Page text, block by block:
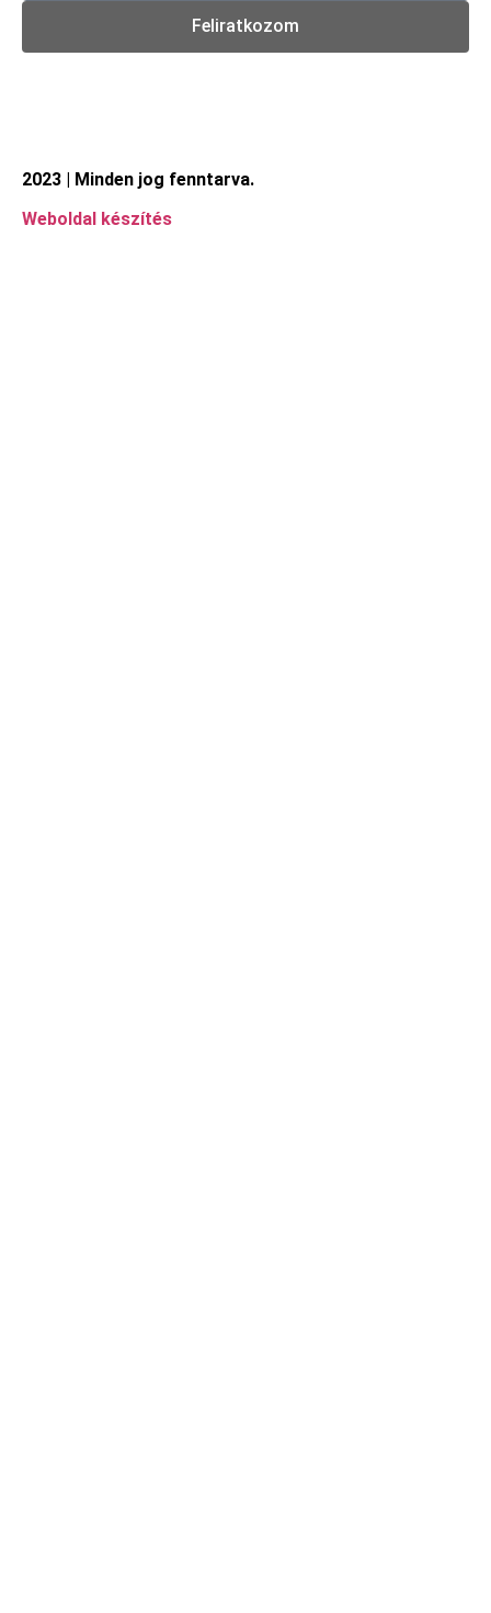
Feliratkozom
2023 | Minden jog fenntarva.
Weboldal készítés